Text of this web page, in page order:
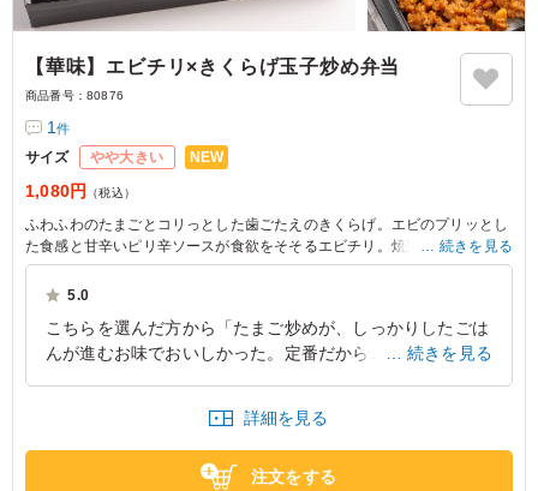
【華味】エビチリ×きくらげ玉子炒め弁当
商品番号： 80876
1件
サイズ やや大きい NEW
1,080円 （税込）
ふわふわのたまごとコリっとした歯ごたえのきくらげ。エビのプリッとし
た食感と甘辛いピリ辛ソースが食欲をそそるエビチリ。焼売、パ春巻、ご
ま団子といったボリューム満点の点心に、2種のご飯が楽しめる欲張りな
お弁当です。普段のランチからちょっと贅沢なランチまで、幅広いシーン
※ご飯の種類は下記プルダウンよりお選びください。
続きを見る
5.0
こちらを選んだ方から「たまご炒めが、しっかりしたごは
んが進むお味でおいしかった。定番だからこそ、おいしさ
東京都渋谷区代々木2026/07/28
続きを見る
詳細を見る
注文をする